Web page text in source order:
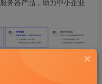
务器产品，助力中小企业